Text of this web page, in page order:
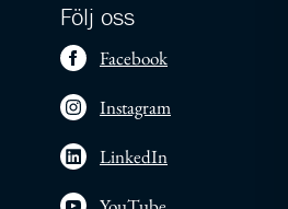
Följ oss
Facebook
Instagram
LinkedIn